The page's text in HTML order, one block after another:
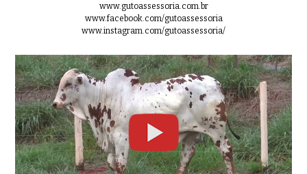
www.gutoassessoria.com.br
www.facebook.com/gutoassessoria
www.instagram.com/gutoassessoria/